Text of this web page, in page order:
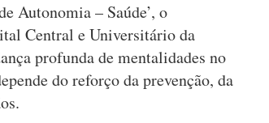
Autonomia – Saúde’, o
Central e Universitário da
profunda de mentalidades no
do reforço da prevenção, da